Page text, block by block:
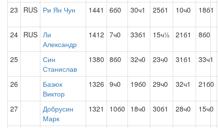
23 RUS Ри Ян Чун 1441 6б0 30ч1 25б1 10ч0 18б1
24 RUS Ли
Александр
1412 7ч0 33б1 15ч½ 21б1 8б0
25
Син
Станислав
1380 8б0 32ч0 23ч0 31б1 33ч1
26
Базюк
Виктор
1326 9ч0 19б0 29ч0 32ч1 21б0
27
Добрусин
Марк
1321 10б0 18ч0 30б1 28ч0 15ч0